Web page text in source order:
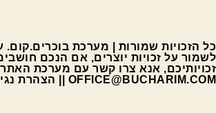
כל הזכויות שמורות | מערכת
לשמור על זכויות יוצרים, אם הנכם
זכויותיכם, אנא צרו קשר עם מערכת
OFFICE@BUCHARIM.COM || הצהרת נגישות